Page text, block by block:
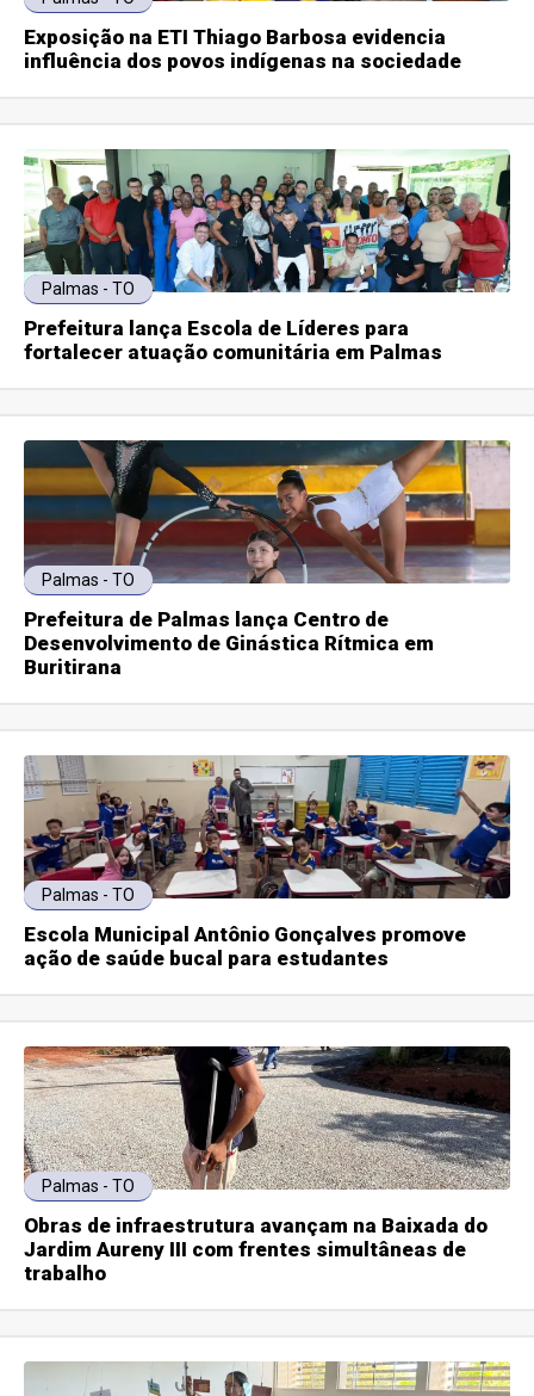
Exposição na ETI Thiago Barbosa evidencia
influência dos povos indígenas na sociedade
Palmas - TO
Prefeitura lança Escola de Líderes para
fortalecer atuação comunitária em Palmas
Palmas - TO
Prefeitura de Palmas lança Centro de
Desenvolvimento de Ginástica Rítmica em
Buritirana
Palmas - TO
Escola Municipal Antônio Gonçalves promove
ação de saúde bucal para estudantes
Palmas - TO
Obras de infraestrutura avançam na Baixada do
Jardim Aureny III com frentes simultâneas de
trabalho